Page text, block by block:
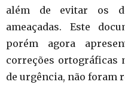
além de evitar os
ameaçadas. Este
porém agora
correções ortográficas
de urgência, não foram